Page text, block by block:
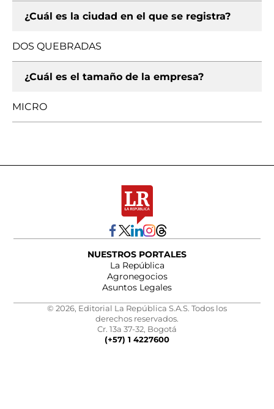
¿Cuál es la ciudad en el que se registra?
DOS QUEBRADAS
¿Cuál es el tamaño de la empresa?
MICRO
NUESTROS PORTALES
La República
Agronegocios
Asuntos Legales
© 2026, Editorial La República S.A.S. Todos los
derechos reservados.
Cr. 13a 37-32, Bogotá
(+57) 1 4227600